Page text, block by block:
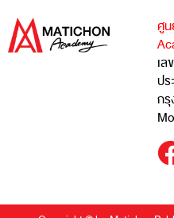
ศู
เ
ปร
กรุ